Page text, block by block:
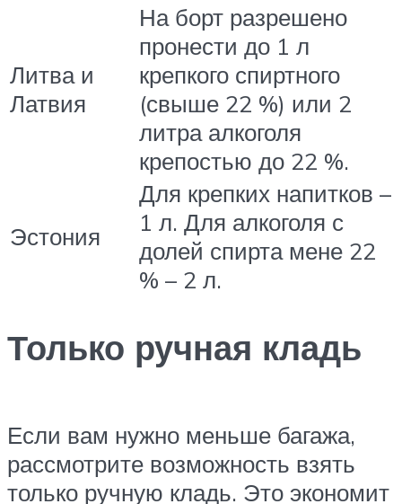
Литва и
Латвия
На борт разрешено
пронести до 1 л
крепкого спиртного
(свыше 22 %) или 2
литра алкоголя
крепостью до 22 %.
Эстония
Для крепких напитков –
1 л. Для алкоголя с
долей спирта мене 22
% – 2 л.
Только ручная кладь
Если вам нужно меньше багажа,
рассмотрите возможность взять
только ручную кладь. Это экономит